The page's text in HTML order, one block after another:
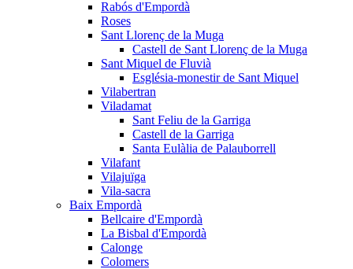
Rabós d'Empordà
Roses
Sant Llorenç de la Muga
Castell de Sant Llorenç de la Muga
Sant Miquel de Fluvià
Església-monestir de Sant Miquel
Vilabertran
Viladamat
Sant Feliu de la Garriga
Castell de la Garriga
Santa Eulàlia de Palauborrell
Vilafant
Vilajuïga
Vila-sacra
Baix Empordà
Bellcaire d'Empordà
La Bisbal d'Empordà
Calonge
Colomers